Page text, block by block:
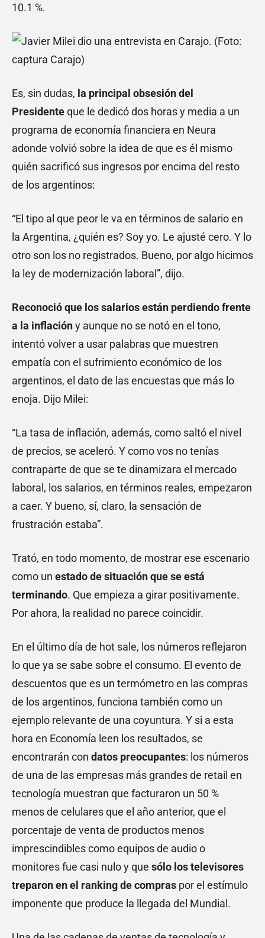
10.1 %.
Es, sin dudas, la principal obsesión del
Presidenteque le dedicó dos horas y media a un
programa de economía financiera en Neura
adonde volvió sobre la idea de que es él mismo
quién sacrificó sus ingresos por encima del resto
de los argentinos:
“El tipo al que peor le va en términos de salario en
la Argentina, ¿quién es? Soy yo. Le ajusté cero. Y lo
otro son los no registrados. Bueno, por algo hicimos
la ley de modernización laboral”, dijo.
Reconoció que los salarios están perdiendo frente
a la inflacióny aunque no se notó en el tono,
intentó volver a usar palabras que muestren
empatía con el sufrimiento económico de los
argentinos, el dato de las encuestas que más lo
enoja. Dijo Milei:
“La tasa de inflación, además, como saltó el nivel
de precios, se aceleró. Y como vos no tenías
contraparte de que se te dinamizara el mercado
laboral, los salarios, en términos reales, empezaron
a caer. Y bueno, sí, claro, la sensación de
frustración estaba”.
Trató, en todo momento, de mostrar ese escenario
como un estado de situación que se está
terminando. Que empieza a girar positivamente.
Por ahora, la realidad no parece coincidir.
En el último día de hot sale, los números reflejaron
lo que ya se sabe sobre el consumo. El evento de
descuentos que es un termómetro en las compras
de los argentinos, funciona también como un
ejemplo relevante de una coyuntura. Y si a esta
hora en Economía leen los resultados, se
encontrarán con datos preocupantes: los números
de una de las empresas más grandes de retail en
tecnología muestran que facturaron un 50 %
menos de celulares que el año anterior, que el
porcentaje de venta de productos menos
imprescindibles como equipos de audio o
monitores fue casi nulo y que sólo los televisores
treparon en el ranking de compras por el estímulo
imponente que produce la llegada del Mundial.